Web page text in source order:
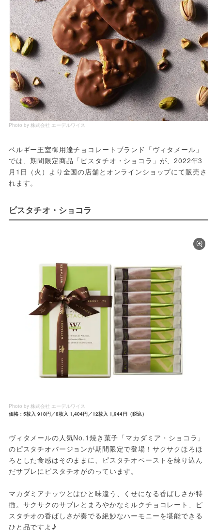
Photo by 株式会社 エーデルワイス
ベルギー王室御用達チョコレートブランド「ヴィタメール」
では、期間限定商品「ピスタチオ・ショコラ」が、2022年3
月1日（火）より全国の店舗とオンラインショップにて販売さ
れます。
ピスタチオ・ショコラ
Photo by 株式会社 エーデルワイス
価格：5枚入 918円／8枚入 1,404円／12枚入 1,944円（税込）
ヴィタメールの人気No.1焼き菓子「マカダミア・ショコラ」
のピスタチオバージョンが期間限定で登場！サクサクほろほ
ろとした食感はそのままに、ピスタチオペーストを練り込ん
だサブレにピスタチオがのっています。
マカダミアナッツとはひと味違う、くせになる香ばしさが特
徴。サクサクのサブレとまろやかなミルクチョコレート、ピ
スタチオの香ばしさが奏でる絶妙なハーモニーを堪能できる
ひと品ですよ♪